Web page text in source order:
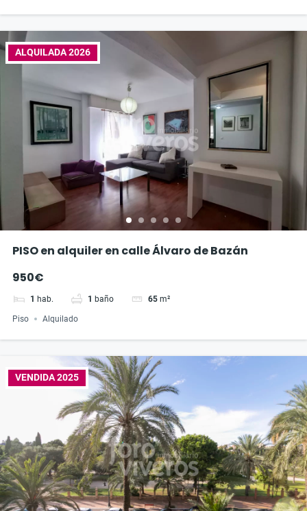
ALQUILADA 2026
PISO en alquiler en calle Álvaro de Bazán
950€
1 hab. 1 baño 65 m²
Piso Alquilado
VENDIDA 2025